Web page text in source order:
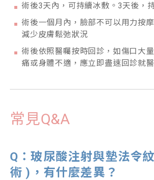
術後3天內，可持續冰敷。3天後，
術後一個月內，臉部不可以用力按
減少皮膚鬆弛狀況
術後依照醫囑按時回診，如傷口大
痛或身體不適，應立即盡速回診就醫
常見Q&A
Q ：玻尿酸注射與墊法令
術 ) ，有什麼差異？